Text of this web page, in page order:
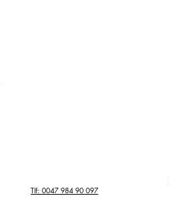
Tlf: 0047 984 90 097